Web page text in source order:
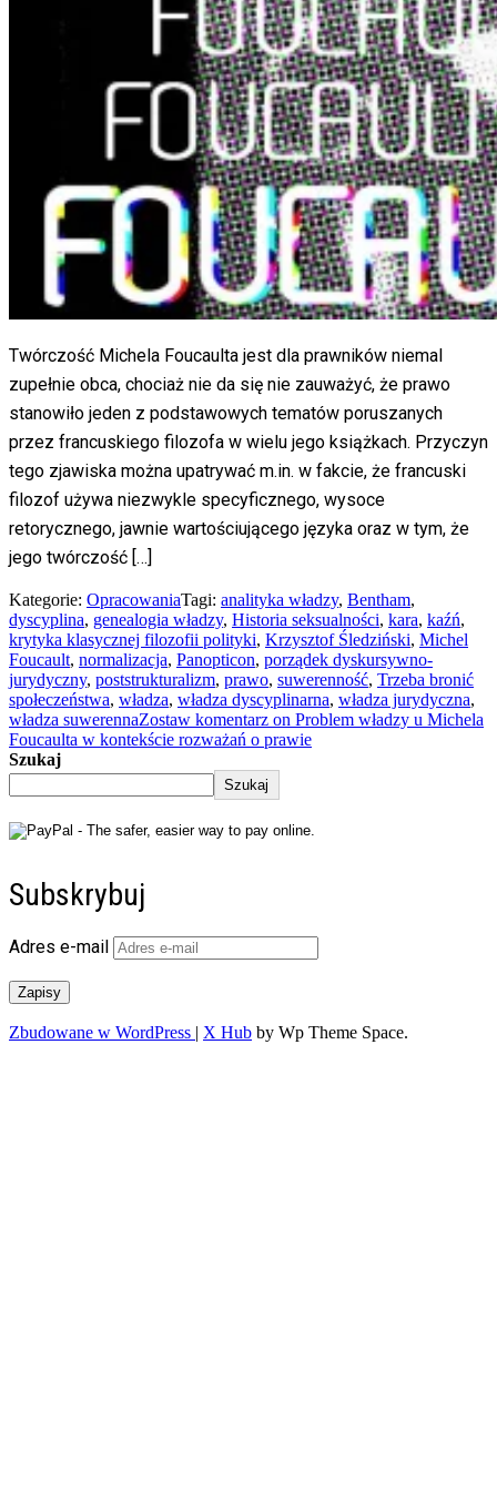
Twórczość Michela Foucaulta jest dla prawników niemal
zupełnie obca, chociaż nie da się nie zauważyć, że prawo
stanowiło jeden z podstawowych tematów poruszanych
przez francuskiego filozofa w wielu jego książkach. Przyczyn
tego zjawiska można upatrywać m.in. w fakcie, że francuski
filozof używa niezwykle specyficznego, wysoce
retorycznego, jawnie wartościującego języka oraz w tym, że
jego twórczość […]
Kategorie: OpracowaniaTagi: analityka władzy, Bentham,
dyscyplina, genealogia władzy, Historia seksualności, kara, kaźń,
krytyka klasycznej filozofii polityki, Krzysztof Śledziński, Michel
Foucault, normalizacja, Panopticon, porządek dyskursywno-
jurydyczny, poststrukturalizm, prawo, suwerenność, Trzeba bronić
społeczeństwa, władza, władza dyscyplinarna, władza jurydyczna,
władza suwerennaZostaw komentarz on Problem władzy u Michela
Foucaulta w kontekście rozważań o prawie
Szukaj
Szukaj
Subskrybuj
Adres e-mail
Zapisy
Zbudowane w WordPress | X Hub by Wp Theme Space.